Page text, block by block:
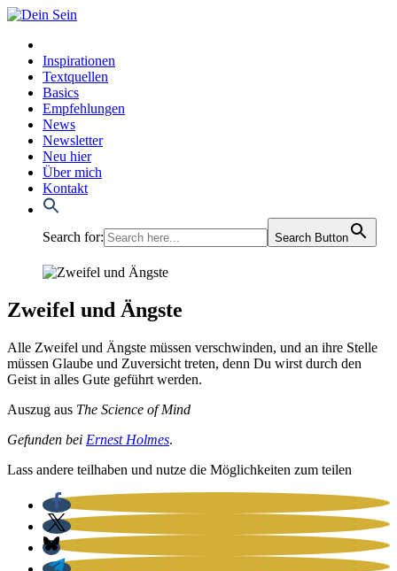
Inspirationen
Textquellen
Basics
Empfehlungen
News
Newsletter
Neu hier
Über mich
Kontakt
Search for: Search Button
Zweifel und Ängste
Alle Zwei­fel und Ängs­te müs­sen ver­schwin­den, und an ihre Stel­le
müs­sen Glau­be und Zuver­sicht tre­ten, denn Du wirst durch den
Geist in alles Gute geführt wer­den.
Aus­zug aus The Sci­ence of Mind
Gefun­den bei Ernest Hol­mes.
Lass ande­re teil­ha­ben und nut­ze die Mög­lich­kei­ten zum tei­len